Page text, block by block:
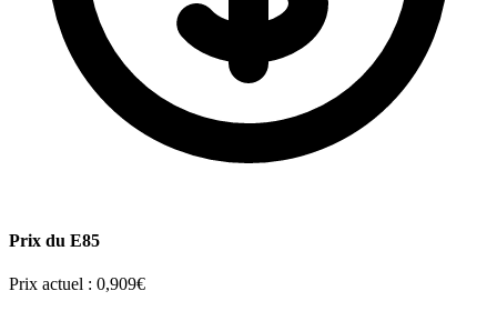
Prix du E85
Prix actuel : 0,909€